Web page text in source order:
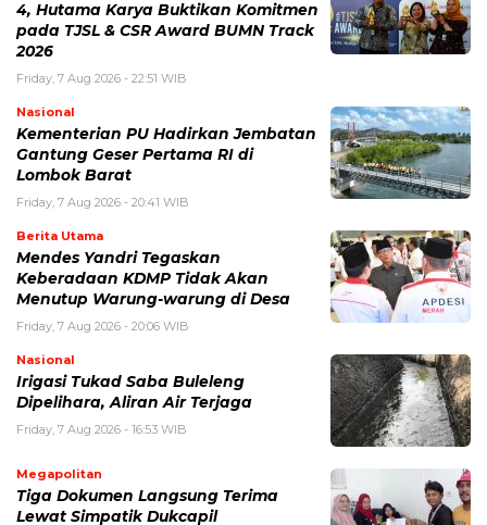
4, Hutama Karya Buktikan Komitmen
pada TJSL & CSR Award BUMN Track
2026
Friday, 7 Aug 2026 - 22:51 WIB
Nasional
Kementerian PU Hadirkan Jembatan
Gantung Geser Pertama RI di
Lombok Barat
Friday, 7 Aug 2026 - 20:41 WIB
Berita Utama
Mendes Yandri Tegaskan
Keberadaan KDMP Tidak Akan
Menutup Warung-warung di Desa
Friday, 7 Aug 2026 - 20:06 WIB
Nasional
Irigasi Tukad Saba Buleleng
Dipelihara, Aliran Air Terjaga
Friday, 7 Aug 2026 - 16:53 WIB
Megapolitan
Tiga Dokumen Langsung Terima
Lewat Simpatik Dukcapil